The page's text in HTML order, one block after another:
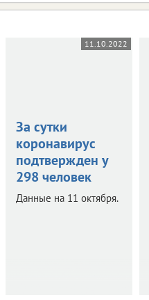
11.10.2022
За сутки
коронавирус
подтвержден у
298 человек
Данные на 11 октября.